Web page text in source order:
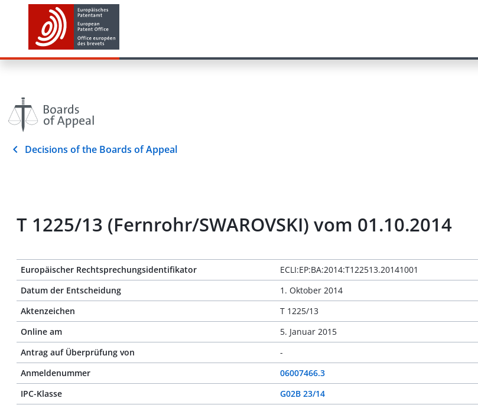
Decisions of the Boards of Appeal
T 1225/13 (Fernrohr/SWAROVSKI) vom 01.10.2014
Europäischer Rechtsprechungsidentifikator
ECLI:EP:BA:2014:T122513.20141001
Datum der Entscheidung
1. Oktober 2014
Aktenzeichen
T 1225/13
Online am
5. Januar 2015
Antrag auf Überprüfung von
-
Anmeldenummer
06007466.3
IPC-Klasse
G02B 23/14